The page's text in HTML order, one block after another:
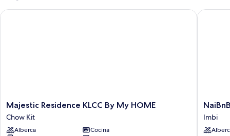
la
Majestic
Residence
KLCC
By
Majestic Residence KLCC By My HOME
Chow Kit
Alberca
Cocina
Majestic Residence KLCC By My HOME
NaiBnB
@
Agile
Bukit
Imbi
NaiBnB